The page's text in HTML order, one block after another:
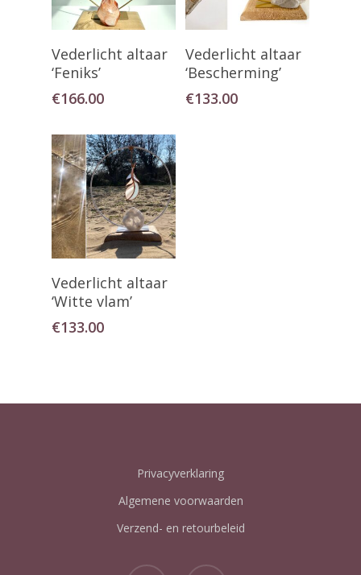
Lees Verder
Vederlicht altaar
‘Feniks’
€166.00
Toevoegen Aan
Winkelwagen
Vederlicht altaar
‘Bescherming’
€133.00
Toevoegen Aan
Winkelwagen
Vederlicht altaar
‘Witte vlam’
€133.00
Privacyverklaring
Algemene voorwaarden
Verzend- en retourbeleid